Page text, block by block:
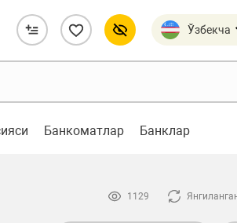
Ўзбекча
Банкоматлар Банклар
1129